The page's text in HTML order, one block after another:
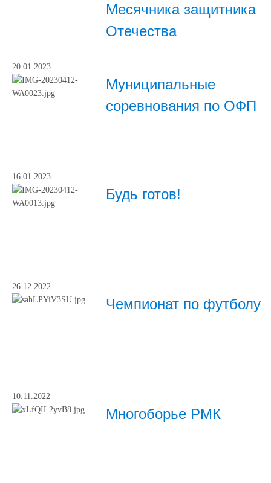
Месячника защитника
Отечества
20.01.2023
Муниципальные
соревнования по ОФП
16.01.2023
Будь готов!
26.12.2022
Чемпионат по футболу
10.11.2022
Многоборье РМК